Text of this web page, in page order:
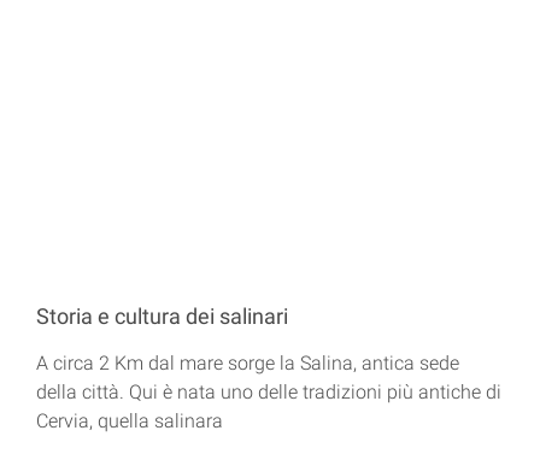
Storia e cultura dei salinari
A circa 2 Km dal mare sorge la Salina, antica sede
della città. Qui è nata uno delle tradizioni più antiche di
Cervia, quella salinara